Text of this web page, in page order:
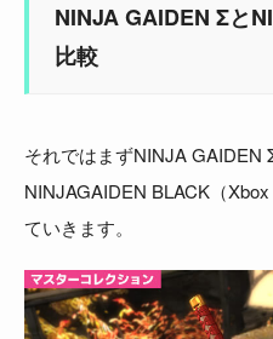
NINJA GAIDEN Σと
比較
それではまずNINJA GAIDEN
NINJAGAIDEN BLACK（
ていきます。